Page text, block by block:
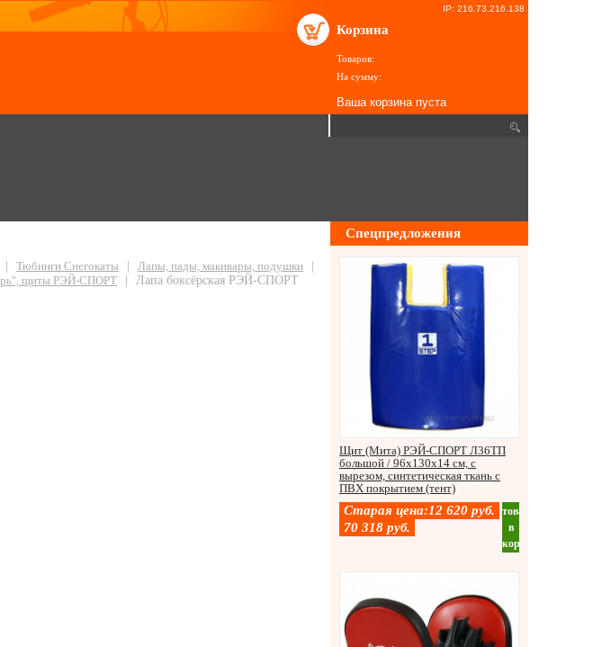
IP: 216.73.216.138
Корзина
Товаров:
На сумму:
Ваша корзина пуста
Тюбинги Снегокаты Лапы, пады, макивары, подушки
щиты РЭЙ-СПОРТ
Лапа боксёрская РЭЙ-СПОРТ
Спецпредложения
Щит (Мита) РЭЙ-СПОРТ Л36ТП
большой / 96х130х14 см, с
вырезом, синтетическая ткань с
ПВХ покрытием (тент)
Старая цена:12 620 руб.
70 318 руб.
товар
в
корзину